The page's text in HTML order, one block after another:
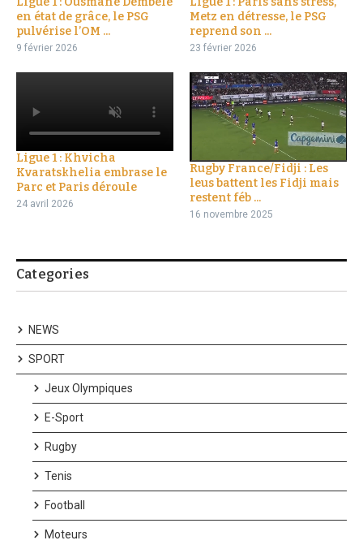
en état de grâce, le PSG
pulvérise l’OM ...
9 février 2026
Metz en détresse, le PSG
reprend son ...
23 février 2026
Ligue 1 : Khvicha
Kvaratskhelia embrase le
Parc et Paris déroule
24 avril 2026
Rugby France/Fidji : Les
leus battent les Fidji mais
restent féb ...
16 novembre 2025
Categories
NEWS
SPORT
Jeux Olympiques
E-Sport
Rugby
Tenis
Football
Moteurs